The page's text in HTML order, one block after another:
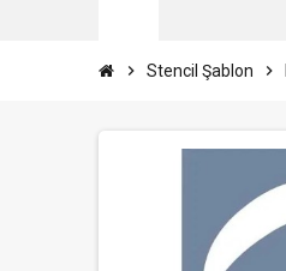
chevron_right Stencil Şablon chevron_right